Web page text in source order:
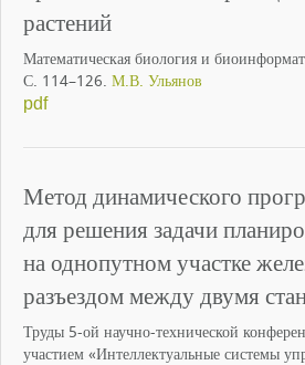
растений
Математическая биология и
С. 114–126. М.В. Ульянов
pdf
Метод динамического
для решения задачи
на однопутном участке
разъездом между двумя
Труды 5-ой научно-технической
участием «Интеллектуальные системы